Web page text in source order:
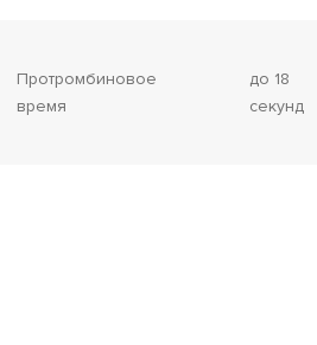
Протромбиновое
время
до 18
секунд